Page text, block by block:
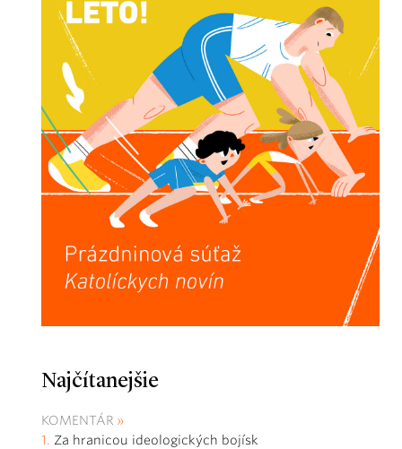
Najčítanejšie
KOMENTÁR
Za hranicou ideologických bojísk